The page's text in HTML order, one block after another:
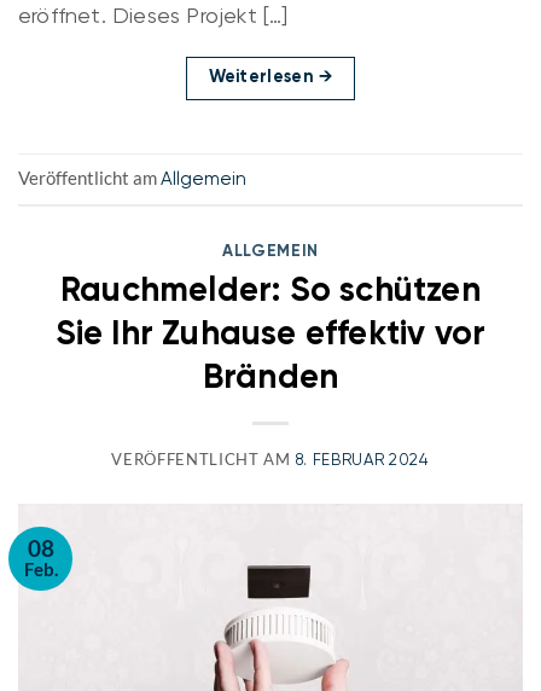
eröffnet. Dieses Projekt […]
Weiterlesen→
Veröffentlicht amAllgemein
ALLGEMEIN
Rauchmelder: So schützen
Sie Ihr Zuhause effektiv vor
Bränden
VERÖFFENTLICHT AM 8. FEBRUAR 2024
08
Feb.